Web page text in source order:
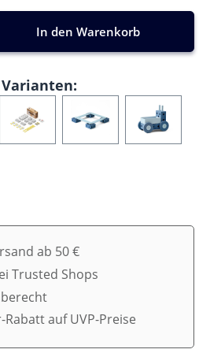
In den Warenkorb
ab 50 €
Trusted Shops
auf UVP-Preise